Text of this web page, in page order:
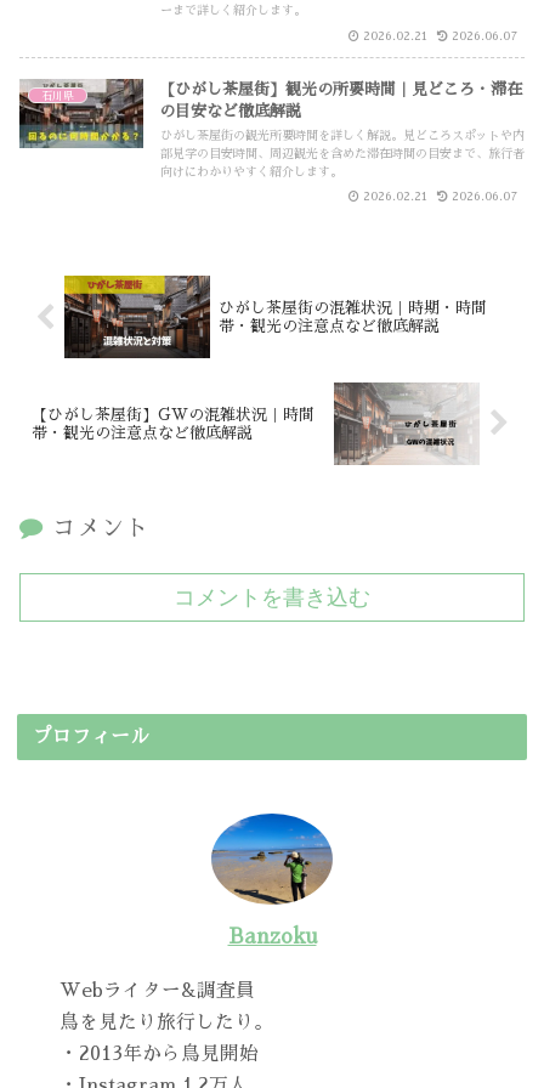
ーまで詳しく紹介します。
2026.02.21 2026.06.07
石川県
【ひがし茶屋街】観光の所要時間｜見どころ・滞在
の目安など徹底解説
ひがし茶屋街の観光所要時間を詳しく解説。見どころスポットや内
部見学の目安時間、周辺観光を含めた滞在時間の目安まで、旅行者
向けにわかりやすく紹介します。
2026.02.21 2026.06.07
ひがし茶屋街の混雑状況｜時期・時間
帯・観光の注意点など徹底解説
【ひがし茶屋街】GWの混雑状況｜時間
帯・観光の注意点など徹底解説
コメント
コメントを書き込む
プロフィール
Banzoku
Webライター&調査員
鳥を見たり旅行したり。
・2013年から鳥見開始